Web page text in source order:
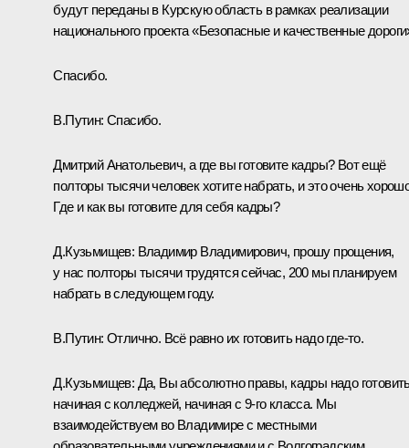
будут переданы в Курскую область в рамках реализации
национального проекта «Безопасные и качественные
Спасибо.
В.Путин: Спасибо.
Дмитрий Анатольевич, а где вы готовите кадры? Вот ещё
полторы тысячи человек хотите набрать, и это очень
Где и как вы готовите для себя кадры?
Д.Кузьмищев: Владимир Владимирович, прошу прощения,
у нас полторы тысячи трудятся сейчас, 200 мы планируем
набрать в следующем году.
В.Путин: Отлично. Всё равно их готовить надо где-то.
Д.Кузьмищев: Да, Вы абсолютно правы, кадры надо
начиная с колледжей, начиная с 9-го класса. Мы
взаимодействуем во Владимире с местными